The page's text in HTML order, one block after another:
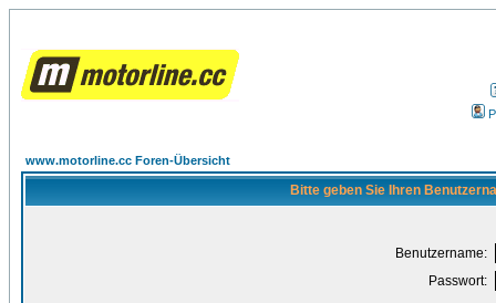
www.motorline.cc Foren-Übersicht
Bitte geben Sie Ihren
Benutzername:
Passwort: